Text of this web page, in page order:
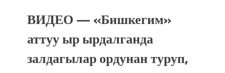
фонтанов в Royal Central Park
союзунун президенти болуп
шайланышым сыймык жана чоң
жоопкерчилик!"
ВИДЕО — «Бишкегим»
аттуу ыр ырдалганда
залдагылар ордунан туруп,